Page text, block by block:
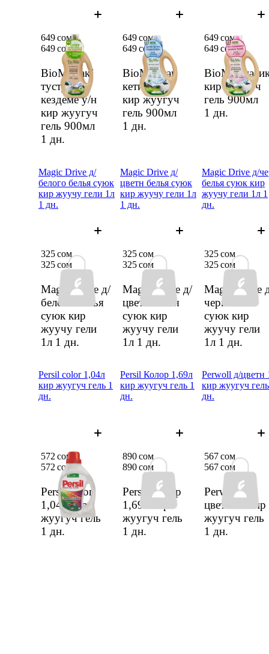
BioMio ак/
тустуу
кездеме у/н
кир жуугуч
гель 900мл
1 дн.
649 сом
649 сом
BioMio так
кетируучу
кир жуугуч
гель 900мл
1 дн.
649 сом
649 сом
BioMio
кир жуугуч
гель 900мл
1 дн.
649 сом
649 сом
Magic Drive д/
белого белья суюк
кир жуучу гели 1л
1 дн.
Magic Drive д/
белого белья
суюк кир
жуучу гели
1л 1 дн.
325 сом
325 сом
Magic Drive д/
цветн белья суюк
кир жуучу гели 1л
1 дн.
Magic Drive д/
цветн белья
суюк кир
жуучу гели
1л 1 дн.
325 сом
325 сом
Magic Drive д/
белья суюк кир
жуучу гели 1л 1
дн.
Magic Drive
черн белья
суюк кир
жуучу гели
1л 1 дн.
325 сом
325 сом
Persil color 1,04л
кир жуугуч гель 1
дн.
Persil color
1,04л кир
жуугуч гель
1 дн.
572 сом
572 сом
Persil Колор 1,69л
кир жуугуч гель 1
дн.
Persil Колор
1,69л кир
жуугуч гель
1 дн.
890 сом
890 сом
Perwoll д/цветн
кир жуугуч
дн.
Perwoll д/
цветн 1л кир
жуугуч гель
1 дн.
567 сом
567 сом